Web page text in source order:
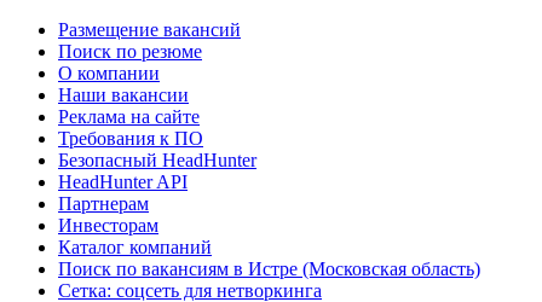
Размещение вакансий
Поиск по резюме
О компании
Наши вакансии
Реклама на сайте
Требования к ПО
Безопасный HeadHunter
HeadHunter API
Партнерам
Инвесторам
Каталог компаний
Поиск по вакансиям в Истре (Московская область)
Сетка: соцсеть для нетворкинга